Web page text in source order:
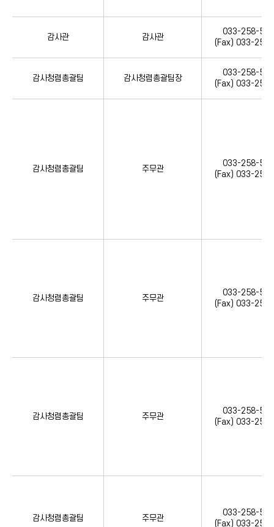
감사관 감사관
033-258-
(Fax) 033-
감사청렴총괄팀 감사청렴총괄팀장
033-258-
(Fax) 033-
감사청렴총괄팀 주무관
033-258-
(Fax) 033-
감사청렴총괄팀 주무관
033-258-
(Fax) 033-
감사청렴총괄팀 주무관
033-258-
(Fax) 033-
감사청렴총괄팀 주무관
033-258-
(Fax) 033-